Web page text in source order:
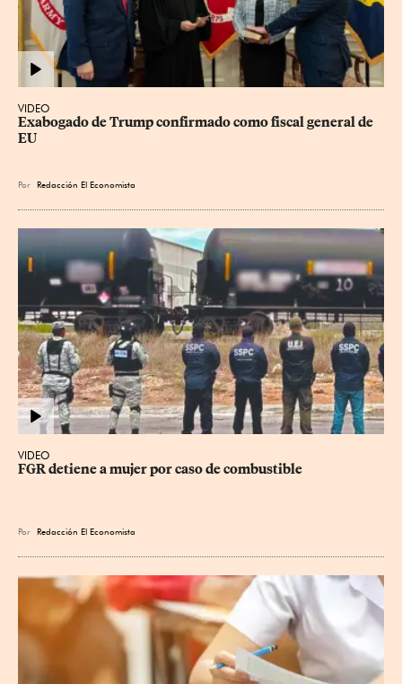
VIDEO
Exabogado de Trump confirmado como fiscal general de
EU
Por Redacción El Economista
VIDEO
FGR detiene a mujer por caso de combustible
Por Redacción El Economista